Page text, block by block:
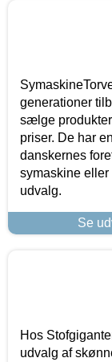
generationer
sælge
priser. De har
danskernes
symaskine eller
udvalg.
Se
Hos
udvalg af